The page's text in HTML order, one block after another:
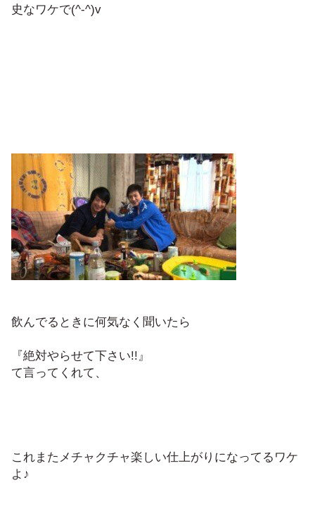
史なワケで(^-^)v
飲んでるときに何気なく聞いたら
『絶対やらせて下さい!!』
て言ってくれて、
これまたメチャクチャ楽しい仕上がりになってるワケ
よ♪